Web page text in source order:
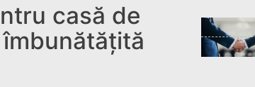
casă de